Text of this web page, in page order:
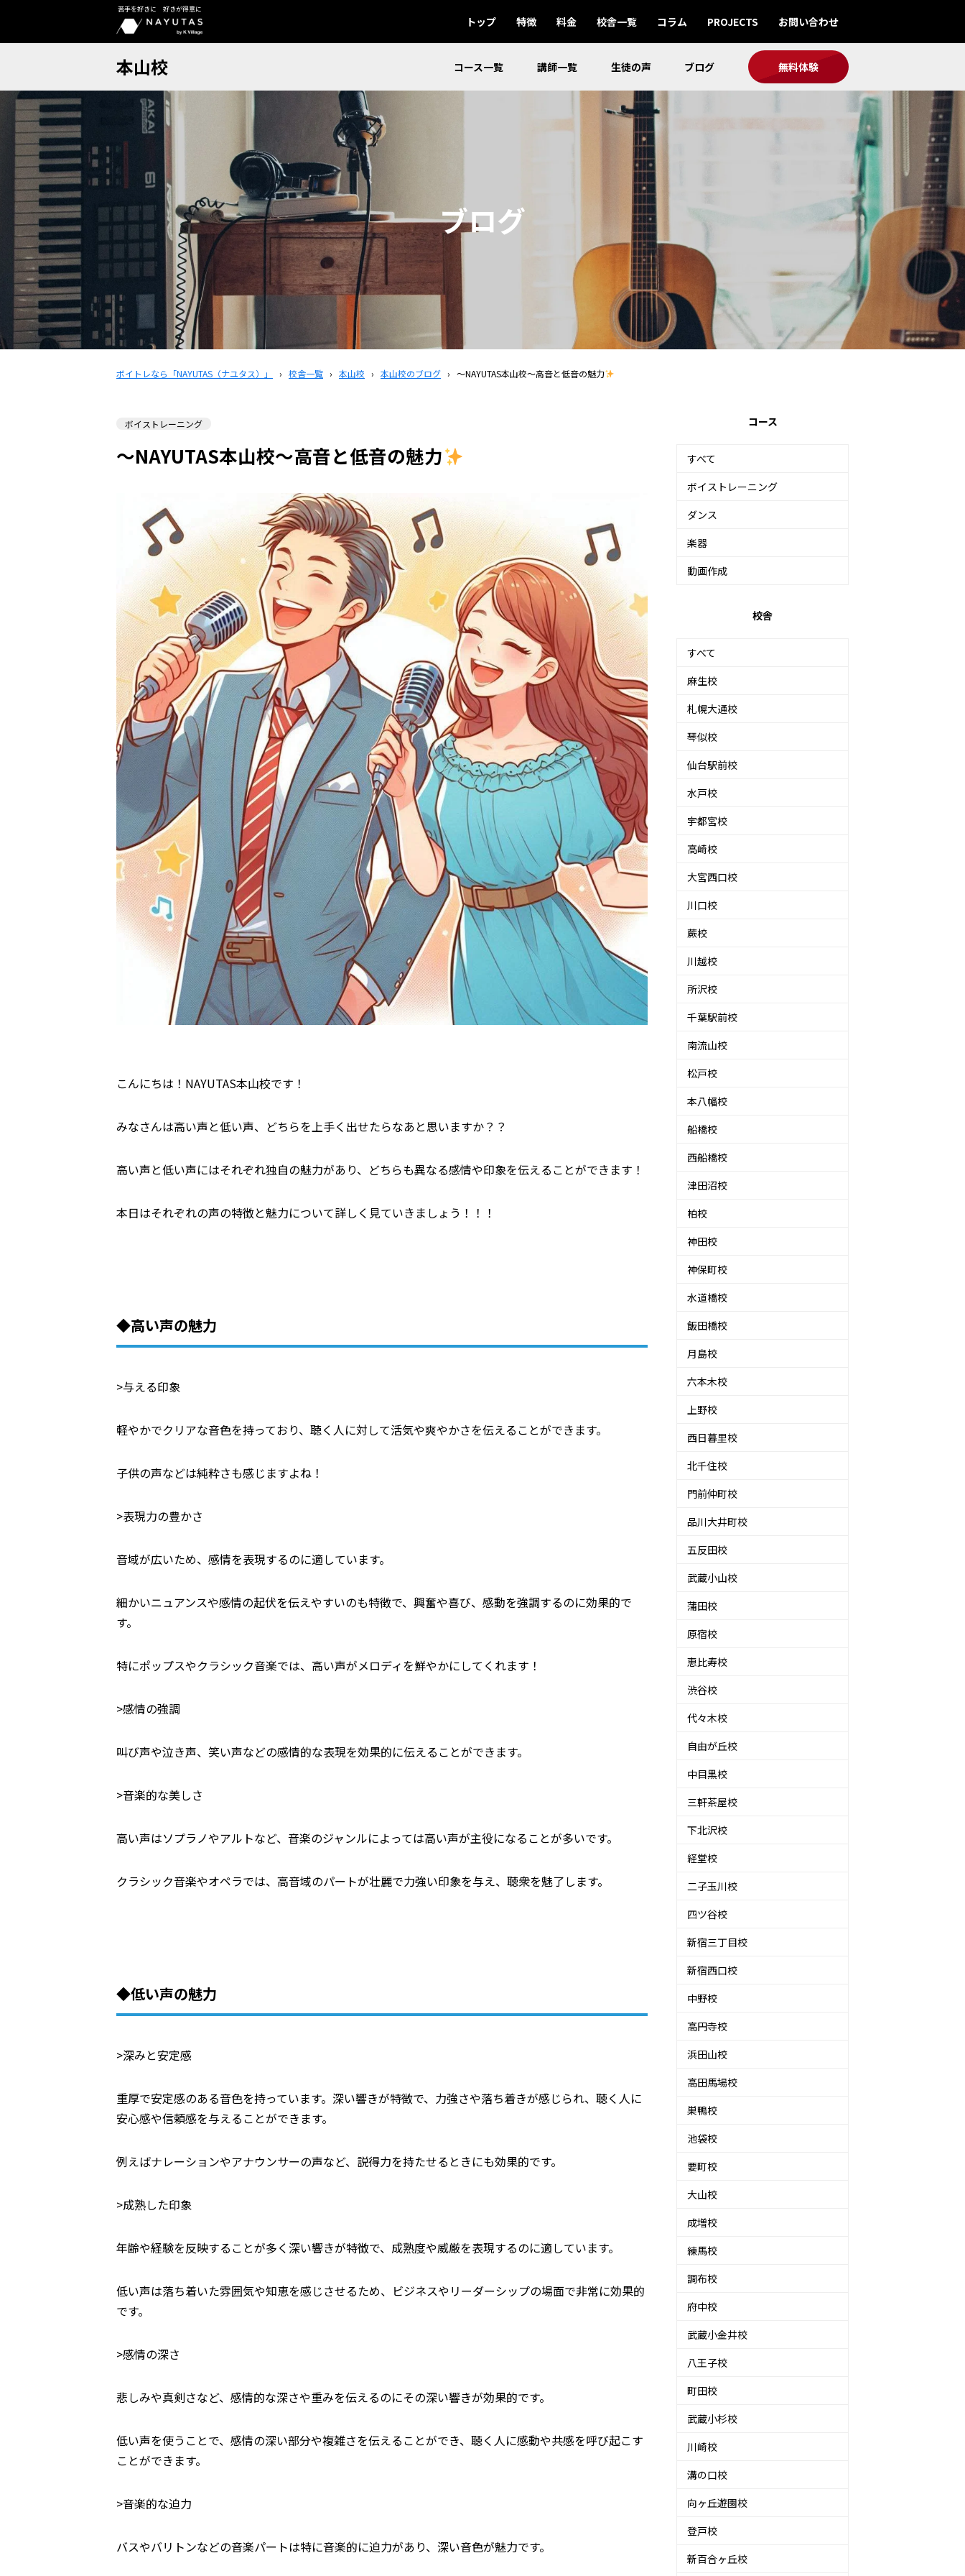
苦手を好きに 好きが得意に
トップ 特徴 料金 校舎一覧 コラム PROJECTS お問い合わせ
本山校 コース一覧 講師一覧 生徒の声 ブログ 無料体験
ブログ
ボイトレなら「NAYUTAS（ナユタス）」 › 校舎一覧 › 本山校 › 本山校のブログ › 〜NAYUTAS本山校〜高音と低音の魅力
ボイストレーニング
〜NAYUTAS本山校〜高音と低音の魅力
こんにちは！NAYUTAS本山校です！
みなさんは高い声と低い声、どちらを上手く出せたらなあと思いますか？？
高い声と低い声にはそれぞれ独自の魅力があり、どちらも異なる感情や印象を伝えることができます！
本日はそれぞれの声の特徴と魅力について詳しく見ていきましょう！！！
◆高い声の魅力
>与える印象
軽やかでクリアな音色を持っており、聴く人に対して活気や爽やかさを伝えることができます。
子供の声などは純粋さも感じますよね！
>表現力の豊かさ
音域が広いため、感情を表現するのに適しています。
細かいニュアンスや感情の起伏を伝えやすいのも特徴で、興奮や喜び、感動を強調するのに効果的で
す。
特にポップスやクラシック音楽では、高い声がメロディを鮮やかにしてくれます！
>感情の強調
叫び声や泣き声、笑い声などの感情的な表現を効果的に伝えることができます。
>音楽的な美しさ
高い声はソプラノやアルトなど、音楽のジャンルによっては高い声が主役になることが多いです。
クラシック音楽やオペラでは、高音域のパートが壮麗で力強い印象を与え、聴衆を魅了します。
◆低い声の魅力
>深みと安定感
重厚で安定感のある音色を持っています。深い響きが特徴で、力強さや落ち着きが感じられ、聴く人に
安心感や信頼感を与えることができます。
例えばナレーションやアナウンサーの声など、説得力を持たせるときにも効果的です。
>成熟した印象
年齢や経験を反映することが多く深い響きが特徴で、成熟度や威厳を表現するのに適しています。
低い声は落ち着いた雰囲気や知恵を感じさせるため、ビジネスやリーダーシップの場面で非常に効果的
です。
>感情の深さ
悲しみや真剣さなど、感情的な深さや重みを伝えるのにその深い響きが効果的です。
低い声を使うことで、感情の深い部分や複雑さを伝えることができ、聴く人に感動や共感を呼び起こす
ことができます。
>音楽的な迫力
バスやバリトンなどの音楽パートは特に音楽的に迫力があり、深い音色が魅力です。
コース
すべて
ボイストレーニング
ダンス
楽器
動画作成
校舎
すべて
麻生校
札幌大通校
琴似校
仙台駅前校
水戸校
宇都宮校
高崎校
大宮西口校
川口校
蕨校
川越校
所沢校
千葉駅前校
南流山校
松戸校
本八幡校
船橋校
西船橋校
津田沼校
柏校
神田校
神保町校
水道橋校
飯田橋校
月島校
六本木校
上野校
西日暮里校
北千住校
門前仲町校
品川大井町校
五反田校
武蔵小山校
蒲田校
原宿校
恵比寿校
渋谷校
代々木校
自由が丘校
中目黒校
三軒茶屋校
下北沢校
経堂校
二子玉川校
四ツ谷校
新宿三丁目校
新宿西口校
中野校
高円寺校
浜田山校
高田馬場校
巣鴨校
池袋校
要町校
大山校
成増校
練馬校
調布校
府中校
武蔵小金井校
八王子校
町田校
武蔵小杉校
川崎校
溝の口校
向ヶ丘遊園校
登戸校
新百合ヶ丘校